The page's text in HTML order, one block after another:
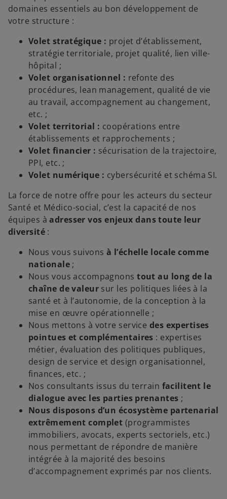
domaines essentiels au bon développement de
votre structure :
Volet stratégique : projet d’établissement,
stratégie territoriale, projet qualité, lien ville-
hôpital ;
Volet organisationnel : refonte des
procédures, lean management, qualité de vie
au travail, accompagnement au changement,
etc. ;
Volet territorial : coopérations entre
établissements et rapprochements ;
Volet financier : sécurisation de la trajectoire,
PPI, etc. ;
Volet numérique : cybersécurité et schéma SI.
La force de notre offre pour les acteurs du secteur
Santé et Médico-social, c’est la capacité de nos
équipes àadresser vos enjeux dans toute leur
diversité:
Nous vous suivons à l’échelle locale comme
nationale;
Nous vous accompagnonstout au long de la
chaîne de valeur sur les politiques liées à la
santé et à l’autonomie, de la conception à la
mise en œuvre opérationnelle ;
Nous mettons à votre service des expertises
pointues et complémentaires : expertises
métier, évaluation des politiques publiques,
design de service et design organisationnel,
finances, etc. ;
Nos consultants issus du terrain facilitent le
dialogue avec les parties prenantes ;
Nous disposons d’un écosystème partenarial
extrêmement complet (programmistes
immobiliers, avocats, experts sectoriels, etc.)
nous permettant de répondre de manière
intégrée à la majorité des besoins
d’accompagnement exprimés par nos clients.